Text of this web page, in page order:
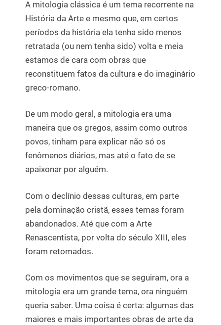
A mitologia clássica é um tema recorrente na
História da Arte e mesmo que, em certos
períodos da história ela tenha sido menos
retratada (ou nem tenha sido) volta e meia
estamos de cara com obras que
reconstituem fatos da cultura e do imaginário
greco-romano.
De um modo geral, a mitologia era uma
maneira que os gregos, assim como outros
povos, tinham para explicar não só os
fenômenos diários, mas até o fato de se
apaixonar por alguém.
Com o declínio dessas culturas, em parte
pela dominação cristã, esses temas foram
abandonados. Até que com a Arte
Renascentista, por volta do século XIII, eles
foram retomados.
Com os movimentos que se seguiram, ora a
mitologia era um grande tema, ora ninguém
queria saber. Uma coisa é certa: algumas das
maiores e mais importantes obras de arte da